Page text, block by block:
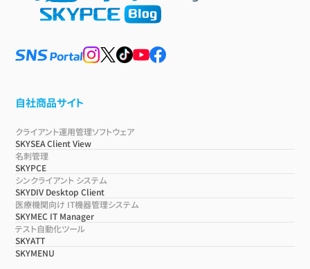
自社商品サイト
クライアント運用管理ソフトウェア
SKYSEA Client View
名刺管理
SKYPCE
シンクライアント システム
SKYDIV Desktop Client
医療機関向け IT機器管理システム
SKYMEC IT Manager
テスト自動化ツール
SKYATT
SKYMENU